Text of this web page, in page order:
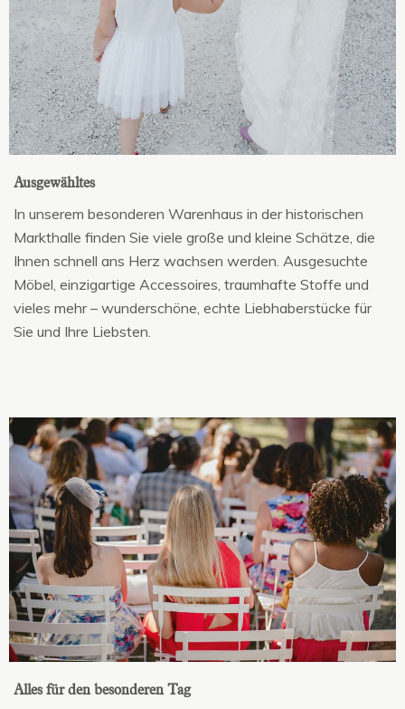
Ausgewähltes
In unserem besonderen Warenhaus in der historischen
Markthalle finden Sie viele große und kleine Schätze, die
Ihnen schnell ans Herz wachsen werden. Ausgesuchte
Möbel, einzigartige Accessoires, traumhafte Stoffe und
vieles mehr – wunderschöne, echte Liebhaberstücke für
Sie und Ihre Liebsten.
Alles für den besonderen Tag